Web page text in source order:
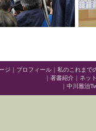
ジ ｜ プロフィール ｜ 私のこれまで
｜ 著書紹介 ｜ ネッ
｜ 中川雅治